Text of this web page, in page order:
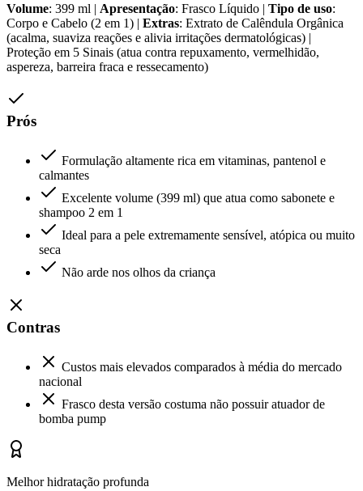
Volume: 399 ml | Apresentação: Frasco Líquido | Tipo de uso:
Corpo e Cabelo (2 em 1) | Extras: Extrato de Calêndula Orgânica
(acalma, suaviza reações e alivia irritações dermatológicas) |
Proteção em 5 Sinais (atua contra repuxamento, vermelhidão,
aspereza, barreira fraca e ressecamento)
Prós
Formulação altamente rica em vitaminas, pantenol e
calmantes
Excelente volume (399 ml) que atua como sabonete e
shampoo 2 em 1
Ideal para a pele extremamente sensível, atópica ou muito
seca
Não arde nos olhos da criança
Contras
Custos mais elevados comparados à média do mercado
nacional
Frasco desta versão costuma não possuir atuador de
bomba pump
Melhor hidratação profunda